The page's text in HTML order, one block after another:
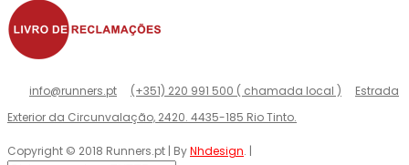
info@runners.pt (+351) 220 991 500 ( chamada local )
Estrada
Exterior da Circunvalação, 2420. 4435-185 Rio Tinto.
Copyright © 2018 Runners.pt | ByNhdesign. |